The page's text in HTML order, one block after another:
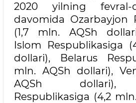
2020 yilning fevral-
davomida Ozarbayjon
(1,7 mln. AQSh
Islom Respublikasiga
dollari), Belarus
mln. AQSh dollari),
AQSh dollari),
Respublikasiga (4,2